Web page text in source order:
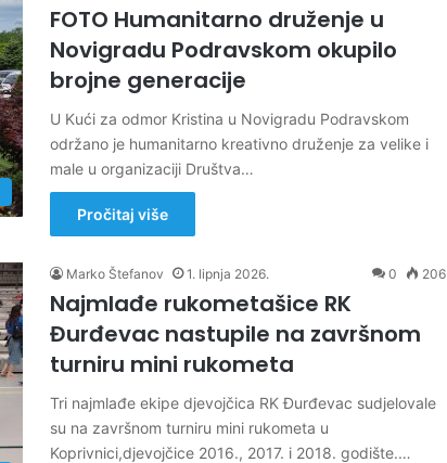
FOTO Humanitarno druženje u
Novigradu Podravskom okupilo
brojne generacije
U Kući za odmor Kristina u Novigradu Podravskom
održano je humanitarno kreativno druženje za velike i
male u organizaciji Društva…
Pročitaj više
Marko Štefanov 1. lipnja 2026. 0 206
Najmlađe rukometašice RK
Đurđevac nastupile na završnom
turniru mini rukometa
Tri najmlađe ekipe djevojčica RK Đurđevac sudjelovale
su na završnom turniru mini rukometa u
Koprivnici,djevojčice 2016., 2017. i 2018. godište.…